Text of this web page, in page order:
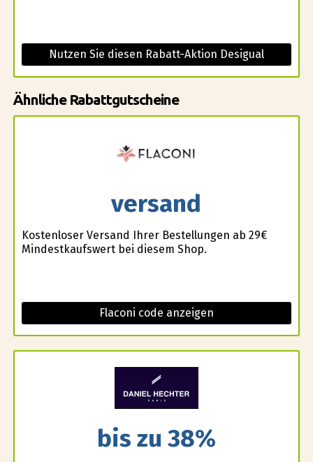
Nutzen Sie diesen Rabatt-Aktion Desigual
Ähnliche Rabattgutscheine
versand
Kostenloser Versand Ihrer Bestellungen ab 29€
Mindestkaufswert bei diesem Shop.
Flaconi code anzeigen
bis zu 38%